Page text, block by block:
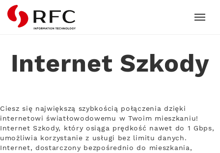
RFC
Internet Szkody
Ciesz się największą szybkością połączenia dzięki
internetowi światłowodowemu w Twoim mieszkaniu!
Internet Szkody, który osiąga prędkość nawet do 1 Gbps,
umożliwia korzystanie z usługi bez limitu danych.
Internet, dostarczony bezpośrednio do mieszkania,